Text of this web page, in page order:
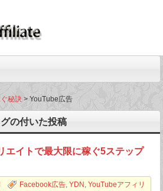
秘訣>YouTube広告
の付いた投稿
エイトで最大限に稼ぐ5ステップ
Facebook広告 ,YDN ,YouTubeアフィリ